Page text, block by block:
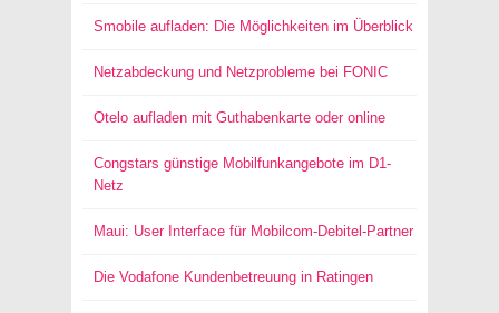
Smobile aufladen: Die Möglichkeiten im Überblick
Netzabdeckung und Netzprobleme bei FONIC
Otelo aufladen mit Guthabenkarte oder online
Congstars günstige Mobilfunkangebote im D1-
Netz
Maui: User Interface für Mobilcom-Debitel-Partner
Die Vodafone Kundenbetreuung in Ratingen